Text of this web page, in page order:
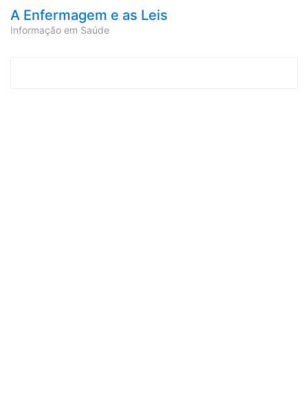
A Enfermagem e as Leis
Informação em Saúde